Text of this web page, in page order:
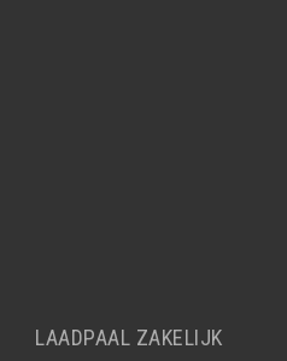
LAADPAAL ZAKELIJK